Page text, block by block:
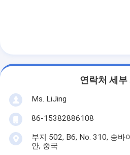
연락처 세부
Ms. LiJing
86-15382886108
부지 502, B6, No. 310, 송바
안, 중국